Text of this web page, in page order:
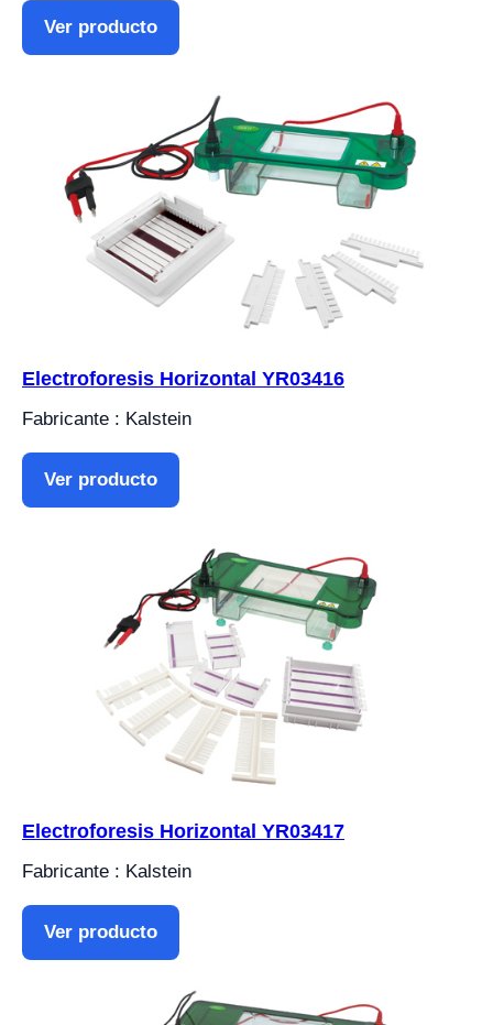
Ver producto
Electroforesis Horizontal YR03416
Fabricante : Kalstein
Ver producto
Electroforesis Horizontal YR03417
Fabricante : Kalstein
Ver producto